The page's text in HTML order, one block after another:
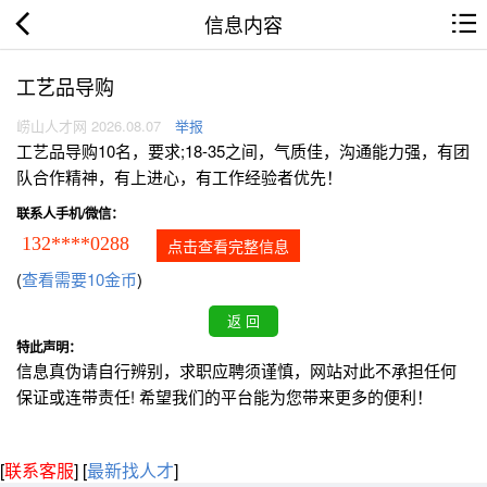
信息内容
工艺品导购
崂山人才网 2026.08.07 举报
工艺品导购10名，要求;18-35之间，气质佳，沟通能力强，有团
队合作精神，有上进心，有工作经验者优先！
联系人手机/微信：
132****0288 点击查看完整信息
(查看需要10金币)
特此声明：
信息真伪请自行辨别，求职应聘须谨慎，网站对此不承担任何
保证或连带责任! 希望我们的平台能为您带来更多的便利！
[联系客服] [最新找人才]